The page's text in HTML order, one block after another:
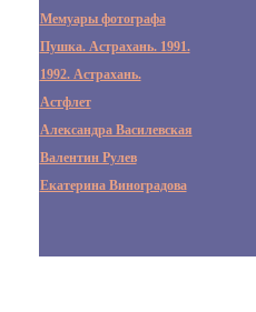
Мемуары фотографа
Пушка. Астрахань. 1991.
1992. Астрахань.
Астфлет
Александра Василевская
Валентин Рулев
Екатерина Виноградова